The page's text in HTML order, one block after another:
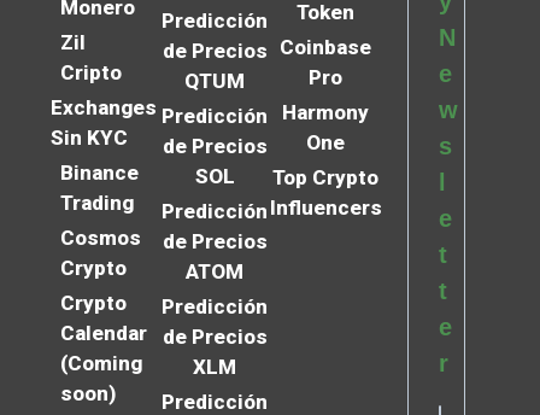
Monero
Zil
Cripto
Exchanges
Sin KYC
Binance
Trading
Cosmos
Crypto
Crypto
Calendar
(Coming
soon)
Predicción
de Precios
QTUM
Predicción
de Precios
SOL
Predicción
de Precios
ATOM
Predicción
de Precios
XLM
Predicción
Token
Coinbase
Pro
Harmony
One
Top Crypto
Influencers
N
e
w
s
e
t
t
e
r